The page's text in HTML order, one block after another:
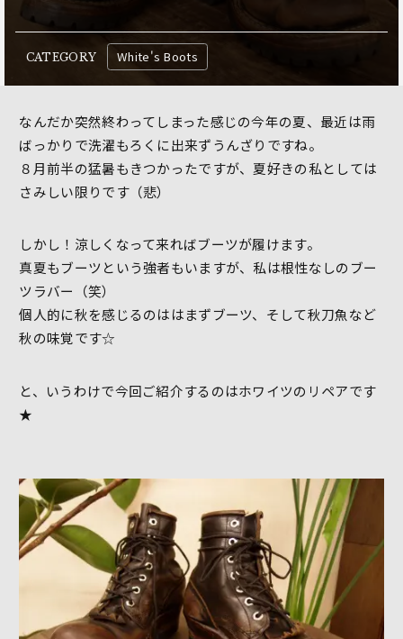
CATEGORY White's Boots
なんだか突然終わってしまった感じの今年の夏、最近は雨
ばっかりで洗濯もろくに出来ずうんざりですね。
８月前半の猛暑もきつかったですが、夏好きの私としては
さみしい限りです（悲）
しかし！涼しくなって来ればブーツが履けます。
真夏もブーツという強者もいますが、私は根性なしのブー
ツラバー（笑）
個人的に秋を感じるのははまずブーツ、そして秋刀魚など
秋の味覚です☆
と、いうわけで今回ご紹介するのはホワイツのリペアです
★